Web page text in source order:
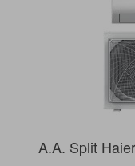
A.A. Split